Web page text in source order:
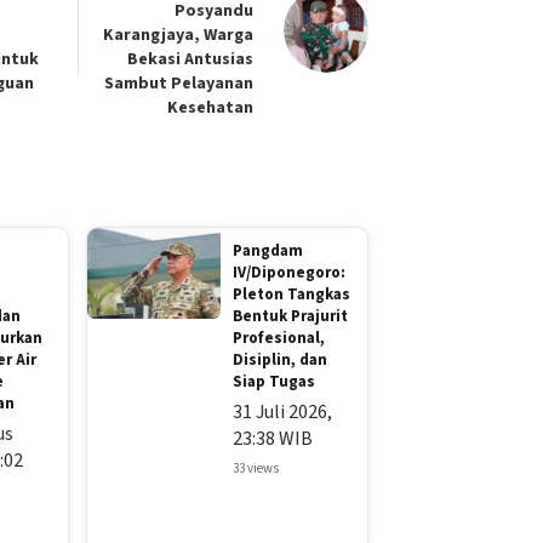
Posyandu
Karangjaya, Warga
Bekasi Antusias
Sambut Pelayanan
Kesehatan
Air
Pangdam
IV/Diponegoro:
Pleton Tangkas
Bentuk Prajurit
Profesional,
Disiplin, dan
Siap Tugas
31 Juli 2026,
23:38 WIB
33 views